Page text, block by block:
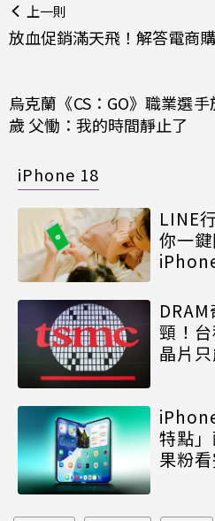
上一則
放血促銷滿天飛！解答電商
烏克蘭《CS：GO》職業選
歲 父慟：我的時間靜止了
iPhone 18
LINE
你一
頸！
晶片
特點
果粉